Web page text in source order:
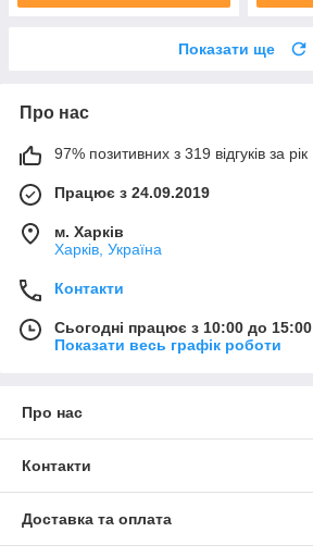
Показати ще
Про нас
97% позитивних з 319 відгуків за рік
Працює з 24.09.2019
м. Харків
Харків, Україна
Контакти
Сьогодні працює з 10:00 до 15:00
Показати весь графік роботи
Про нас
Контакти
Доставка та оплата